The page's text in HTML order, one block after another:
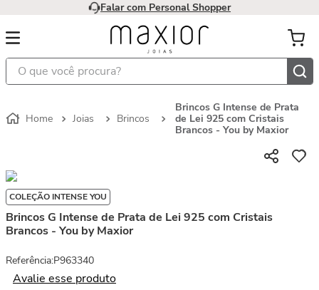
Falar com Personal Shopper
O que você procura?
Joias Brincos
Brincos G Intense de Prata
de Lei 925 com Cristais
Brancos - You by Maxior
COLEÇÃO INTENSE YOU
Brincos G Intense de Prata de Lei 925 com Cristais
Brancos - You by Maxior
Referência:P963340
Avalie esse produto